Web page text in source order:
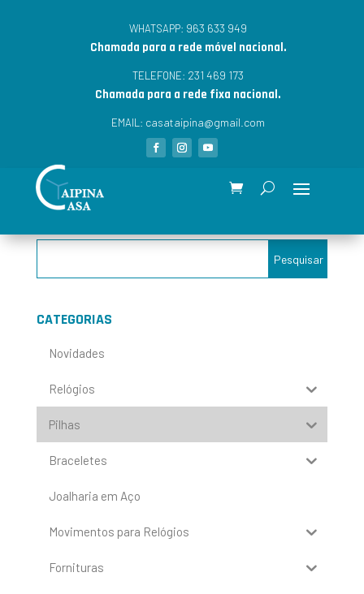
WHATSAPP: 963 633 949
Chamada para a rede móvel nacional.
TELEFONE: 231 469 173
Chamada para a rede fixa nacional.
EMAIL: casataipina@gmail.com
CATEGORIAS
Novidades
Relógios
Pilhas
Braceletes
Joalharia em Aço
Movimentos para Relógios
Fornituras